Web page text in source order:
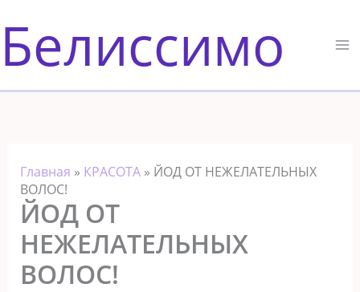
к
содержимому
Белиссимо
Главная » КРАСОТА» ЙОД ОТ НЕЖЕЛАТЕЛЬНЫХ
ВОЛОС!
ЙОД ОТ
НЕЖЕЛАТЕЛЬНЫХ
ВОЛОС!